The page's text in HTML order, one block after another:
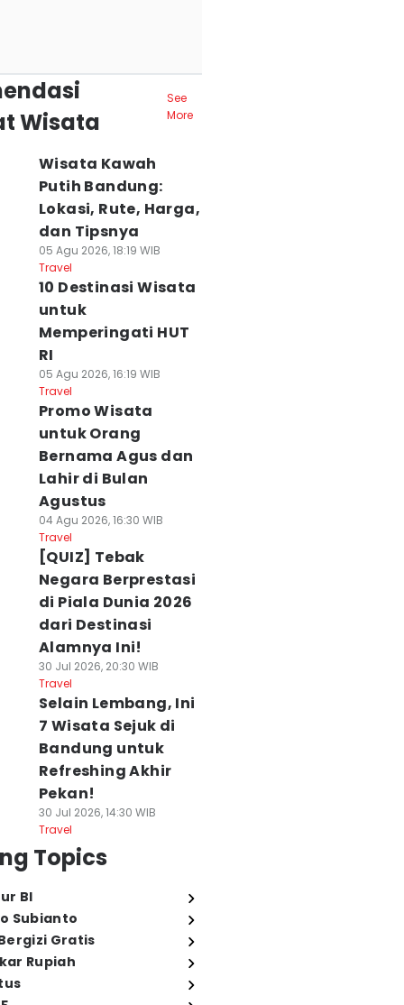
Wisata
See
More
Wisata Kawah
Putih Bandung:
Lokasi, Rute, Harga,
dan Tipsnya
05 Agu 2026, 18:19 WIB
Travel
10 Destinasi Wisata
untuk
Memperingati HUT
RI
05 Agu 2026, 16:19 WIB
Travel
Promo Wisata
untuk Orang
Bernama Agus dan
Lahir di Bulan
Agustus
04 Agu 2026, 16:30 WIB
Travel
[QUIZ] Tebak
Negara Berprestasi
di Piala Dunia 2026
dari Destinasi
Alamnya Ini!
30 Jul 2026, 20:30 WIB
Travel
Selain Lembang, Ini
7 Wisata Sejuk di
Bandung untuk
Refreshing Akhir
Pekan!
30 Jul 2026, 14:30 WIB
Travel
Topics
BI
Subianto
Gratis
Rupiah